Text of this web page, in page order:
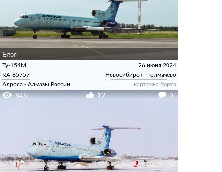
Egor
Ту-154М
RA-85757
Алроса - Алмазы России
26 июня 2024
Новосибирск - Толмачёво
карточка борта
845 12 0